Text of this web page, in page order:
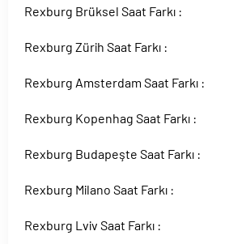
Rexburg Brüksel Saat Farkı :
Rexburg Zürih Saat Farkı :
Rexburg Amsterdam Saat Farkı :
Rexburg Kopenhag Saat Farkı :
Rexburg Budapeşte Saat Farkı :
Rexburg Milano Saat Farkı :
Rexburg Lviv Saat Farkı :